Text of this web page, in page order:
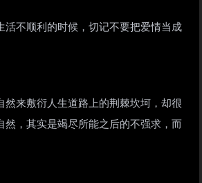
活不顺利的时候，切记不要把爱情当成
然来敷衍人生道路上的荆棘坎坷，却很
然，其实是竭尽所能之后的不强求，而